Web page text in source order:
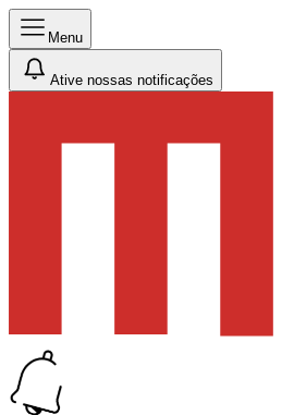
Menu
Ative nossas notificações